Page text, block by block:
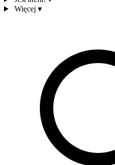
Więcej ▾